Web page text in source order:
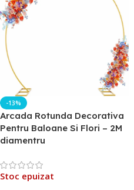
-13%
Arcada Rotunda Decorativa
Pentru Baloane Si Flori – 2M
diamentru
Stoc epuizat